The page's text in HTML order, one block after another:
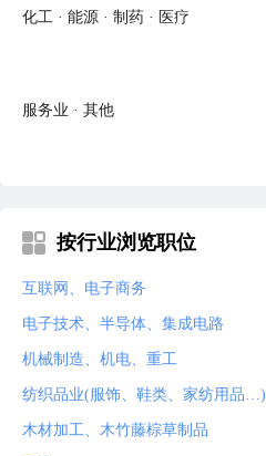
化工 · 能源 · 制药 · 医疗
服务业 · 其他
按行业浏览职位
互联网、电子商务
电子技术、半导体、集成电路
机械制造、机电、重工
纺织品业(服饰、鞋类、家纺用品…)
木材加工、木竹藤棕草制品